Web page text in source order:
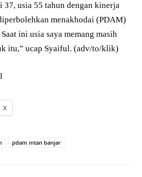
37, usia 55 tahun dengan kinerja
menakhodai (PDAM)
ini usia saya memang masih
itu,” ucap Syaiful. (adv/to/klik)
X
pdam intan banjar